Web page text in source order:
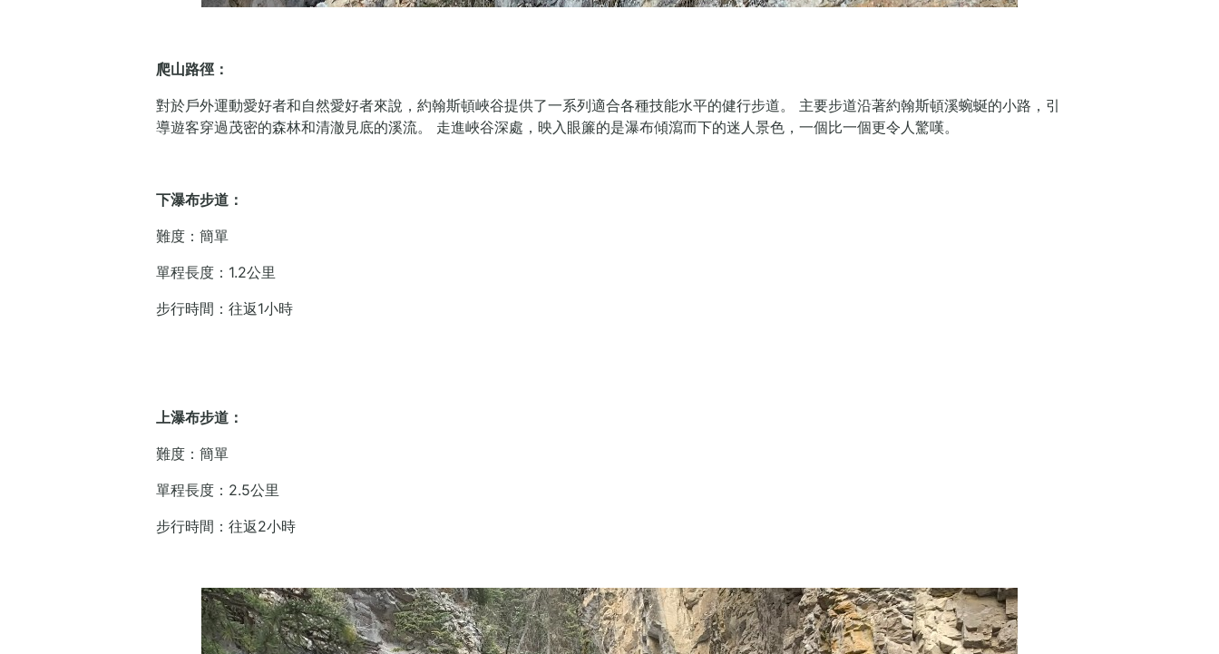
爬山路徑：
對於戶外運動愛好者和自然愛好者來說，約翰斯頓峽谷提供了一系列適合各種技能水平的健行步道。 主要步道沿著約翰斯頓溪蜿蜒的小路，引
導遊客穿過茂密的森林和清澈見底的溪流。 走進峽谷深處，映入眼簾的是瀑布傾瀉而下的迷人景色，一個比一個更令人驚嘆。
下瀑布步道：
難度：簡單
單程長度：1.2公里
步行時間：往返1小時
上瀑布步道：
難度：簡單
單程長度：2.5公里
步行時間：往返2小時